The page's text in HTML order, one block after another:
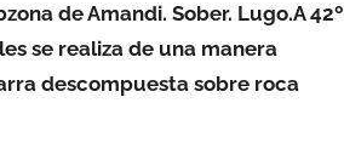
de Amandi. Sober. Lugo.A 42º
se realiza de una manera
descompuesta sobre roca